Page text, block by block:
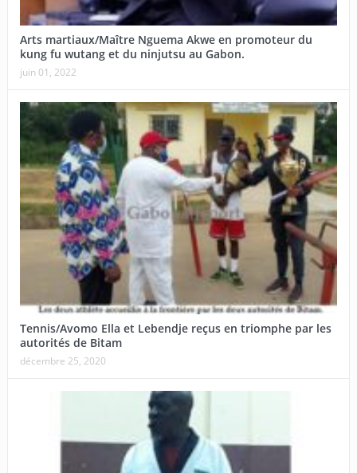
Arts martiaux/Maître Nguema Akwe en promoteur du
kung fu wutang et du ninjutsu au Gabon.
juin 01, 2022
Tennis/Avomo Ella et Lebendje reçus en triomphe par les
autorités de Bitam
décembre 25, 2020